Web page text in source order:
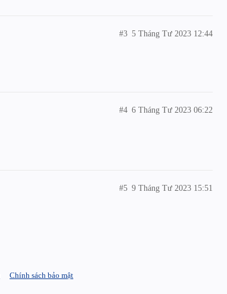
5 Tháng Tư 2023 12:44
#3
6 Tháng Tư 2023 06:22
#4
9 Tháng Tư 2023 15:51
#5
Chính sách bảo mật